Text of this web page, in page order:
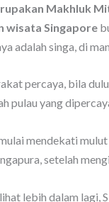
Makhluk
wisata Singapore
adalah singa, di
percaya, bila
pulau yang
mendekati
setelah
lebih dalam lagi,